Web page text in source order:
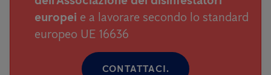
europei e a lavorare secondo lo standard
europeo UE 16636
CONTATTACI.